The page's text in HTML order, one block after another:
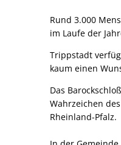
Rund 3.000
im Laufe der
Trippstadt
kaum einen
Das
Wahrzeichen
Rheinland-Pfalz.